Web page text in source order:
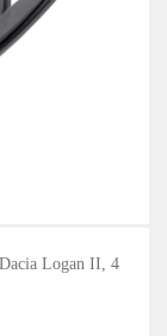
Logan II, 4